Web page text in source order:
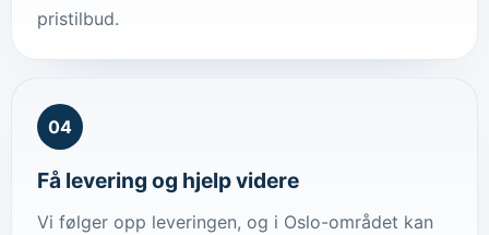
pristilbud.
04
Få levering og hjelp videre
Vi følger opp leveringen, og i Oslo-området kan